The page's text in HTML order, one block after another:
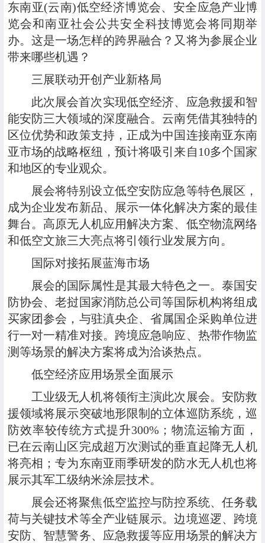
东南亚(云南)低空经济博览会、安全应急产业博
览会和南亚社会公共安全科技博览会将同期举
办。这是一场怎样的跨界融合？又将为参展企业
带来哪些机遇？
三展联动开创产业新格局
此次展会首次实现低空经济、应急救援和智
能安防三大领域的深度融合。云南凭借其独特的
区位优势和政策支持，正成为中国连接南亚东南
亚市场的战略枢纽，预计将吸引来自10多个国家
和地区的专业观众。
展会将特别设立低空安防应急等特色展区，
成为企业发布新品、展示一体化解决方案的最佳
舞台。高原无人机应用解决方案、低空物流网络
和低空文旅三大亮点将引领行业发展方向。
国际对接拓展蓝海市场
展会的国际属性是其最大特色之一。泰国安
防协会、老挝国家消防总公司等国际机构将组成
买家团参会，与驻滇央企、省属国企采购单位进
行一对一精准对接。跨境应急响应、热带作物监
测等场景的解决方案将成为洽谈热点。
低空经济应用场景全面展示
工业级无人机将领衔主演此次展会。安防救
援领域将展示突破地形限制的立体巡防系统，巡
防效率较传统方式提升300%；物流运输方面，
已在云南山区完成超万次测试的垂直起降无人机
将亮相；专为东南亚雨季研发的防水无人机也将
展示其军工级纳米涂层技术。
展会还将聚焦低空监控与防控系统、任务载
荷与关键技术等全产业链展示。边境巡逻、跨境
安防、智慧警务、应急救援等应用场景的解决方